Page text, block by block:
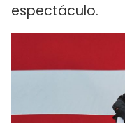
espectáculo.